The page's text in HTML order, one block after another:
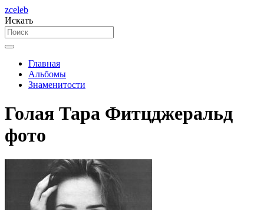
zceleb
Искать
Главная
Альбомы
Знаменитости
Голая Тара Фитцджеральд
фото